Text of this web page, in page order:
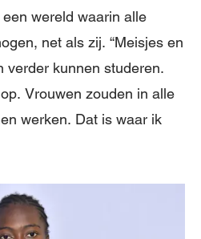
wereld waarin alle
net als zij. “Meisjes en
verder kunnen studeren.
Vrouwen zouden in alle
werken. Dat is waar ik